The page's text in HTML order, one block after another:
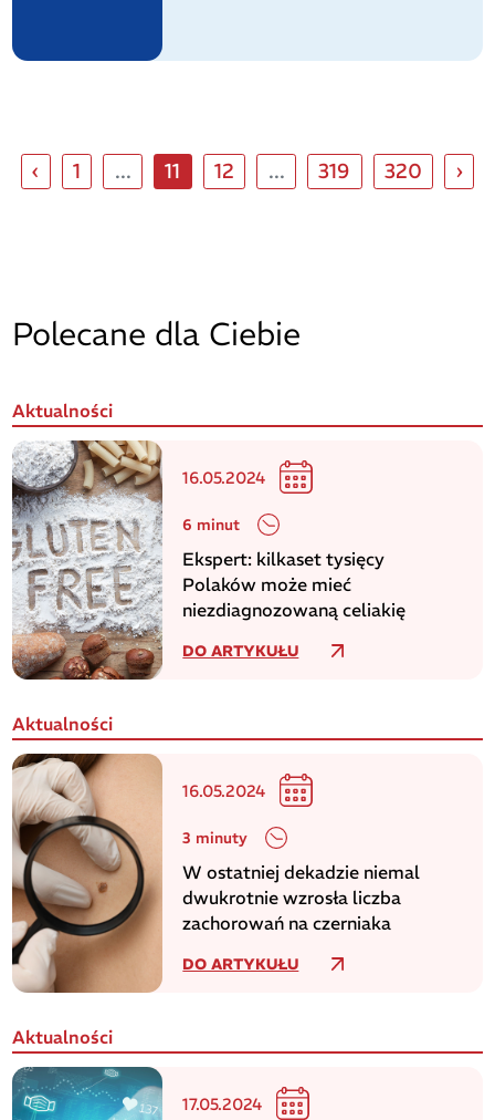
‹ 1 ... 11 12 ... 319 320 ›
Polecane dla Ciebie
Aktualności
16.05.2024
6 minut
Ekspert: kilkaset tysięcy
Polaków może mieć
niezdiagnozowaną celiakię
DO ARTYKUŁU
Aktualności
16.05.2024
3 minuty
W ostatniej dekadzie niemal
dwukrotnie wzrosła liczba
zachorowań na czerniaka
DO ARTYKUŁU
Aktualności
17.05.2024